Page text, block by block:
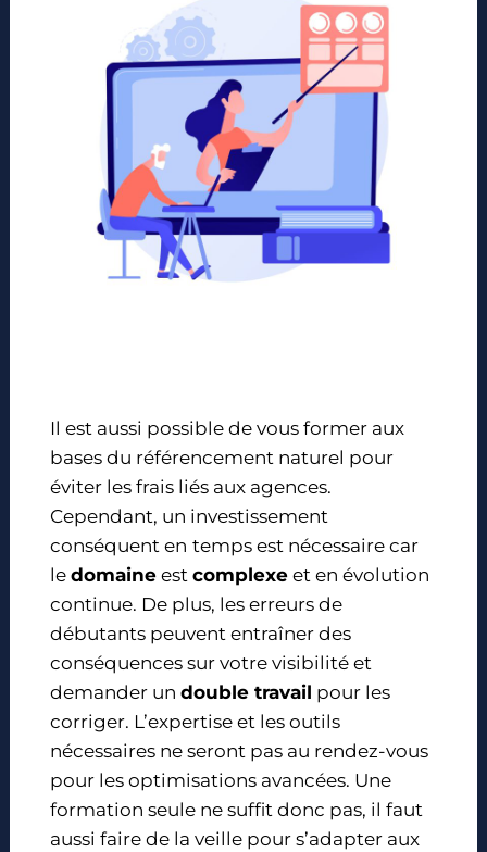
Il est aussi possible de vous former aux
bases du référencement naturel pour
éviter les frais liés aux agences.
Cependant, un investissement
conséquent en temps est nécessaire car
ledomaine estcomplexe et en évolution
continue. De plus, les erreurs de
débutants peuvent entraîner des
conséquences sur votre visibilité et
demander undouble travail pour les
corriger. L’expertise et les outils
nécessaires ne seront pas au rendez-vous
pour les optimisations avancées. Une
formation seule ne suffit donc pas, il faut
aussi faire de la veille pour s’adapter aux